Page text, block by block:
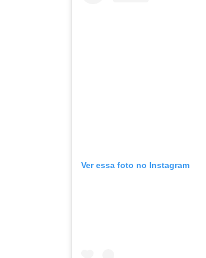
Ver essa foto no Instagram